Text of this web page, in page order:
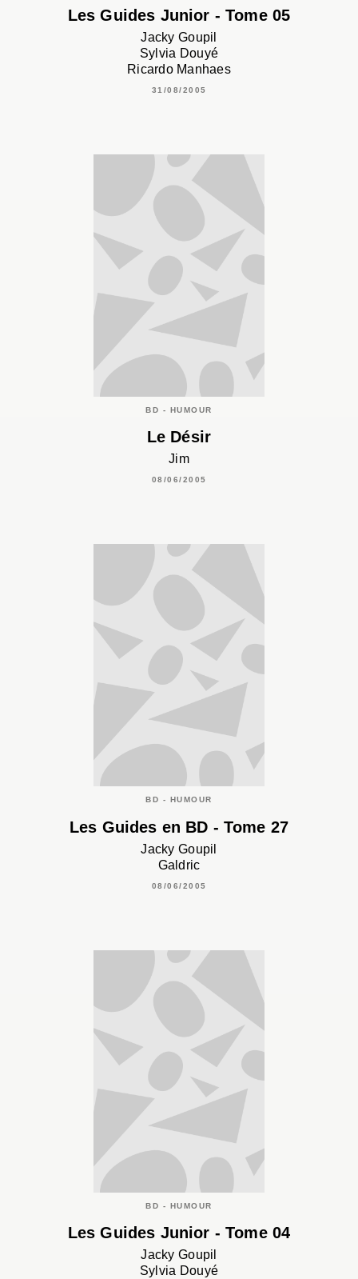
Les Guides Junior - Tome 05
Jacky Goupil
Sylvia Douyé
Ricardo Manhaes
31/08/2005
BD - HUMOUR
Le Désir
Jim
08/06/2005
BD - HUMOUR
Les Guides en BD - Tome 27
Jacky Goupil
Galdric
08/06/2005
BD - HUMOUR
Les Guides Junior - Tome 04
Jacky Goupil
Sylvia Douyé